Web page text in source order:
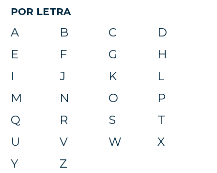
POR LETRA
A B C
D
E
F G
H
I
J K
L
M
N O
P
Q
R S
T
U
V W
X
Y
Z